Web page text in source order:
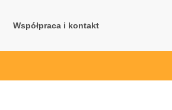
Współpraca i kontakt